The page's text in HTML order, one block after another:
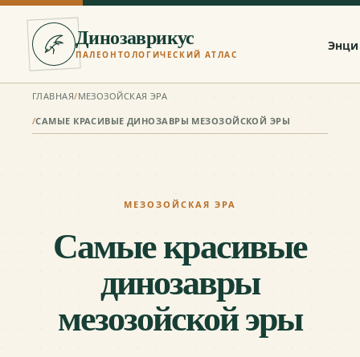
Динозаврикус
ПАЛЕОНТОЛОГИЧЕСКИЙ АТЛАС
ГЛАВНАЯ/МЕЗОЗОЙСКАЯ ЭРА
/САМЫЕ КРАСИВЫЕ ДИНОЗАВРЫ МЕЗОЗОЙСКОЙ ЭРЫ
МЕЗОЗОЙСКАЯ ЭРА
Самые красивые
динозавры
мезозойской эры